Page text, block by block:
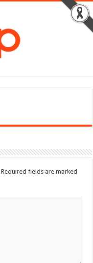
Required fields are marked